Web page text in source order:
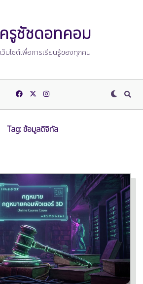
ครูชัชดอทคอม
เว็บไซต์เพื่อการเรียนรู้ของทุกคน
Tag:ข้อมูลดิจิทัล